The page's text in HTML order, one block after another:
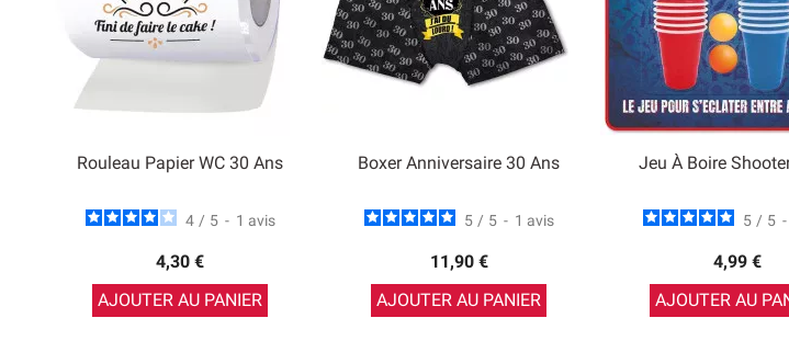
Rouleau Papier WC 30 Ans
4 / 5 - 1 avis
4,30 €
AJOUTER AU PANIER
Boxer Anniversaire 30 Ans
5 / 5 - 1 avis
11,90 €
AJOUTER AU PANIER
Jeu À Boire
5 / 5 -
4,99 €
AJOUTER AU